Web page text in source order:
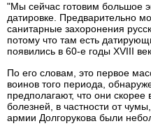
"Мы сейчас готовим большое
датировке. Предварительно
санитарные захоронения
потому что там есть
появились в 60-е годы XVIII
По его словам, это первое
воинов того периода,
предполагают, что они
болезней, в частности от
армии Долгорукова были